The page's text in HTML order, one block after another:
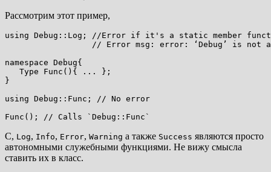
Рассмотрим этот пример,
using Debug::Log; //Error if it's a static member
// Error msg: error: ‘Debug’ is not
namespace Debug{
   Type Func(){ ... };
}
using Debug::Func; // No error
С, Log, Info, Error, Warning а также Success являются просто
автономными служебными функциями. Не вижу смысла
ставить их в класс.